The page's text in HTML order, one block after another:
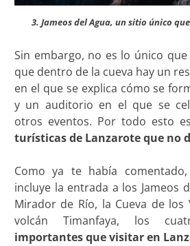
3. Jameos del Agua, un sitio único
Sin embargo, no es lo único
que dentro de la cueva hay un
en el que se explica cómo se
y un auditorio en el que se
otros eventos. Por todo esto
turísticas de Lanzarote que no
Como ya te había
incluye la entrada a los Jameos
Mirador de Río, la Cueva de los
volcán Timanfaya, los
importantes que visitar en